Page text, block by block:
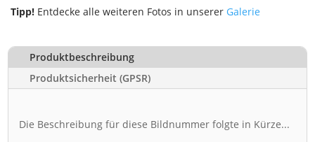
Tipp! Entdecke alle weiteren Fotos in unserer Galerie
Produktbeschreibung
Produktsicherheit (GPSR)
Die Beschreibung für diese Bildnummer folgte in Kürze...